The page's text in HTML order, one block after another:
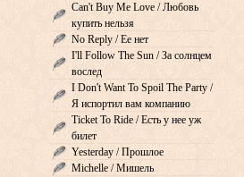
Can't Buy Me Love / Любовь
купить нельзя
No Reply / Ее нет
I'll Follow The Sun / За солнцем
вослед
I Don't Want To Spoil The Party /
Я испортил вам компанию
Ticket To Ride / Есть у нее уж
билет
Yesterday / Прошлое
Michelle / Мишель